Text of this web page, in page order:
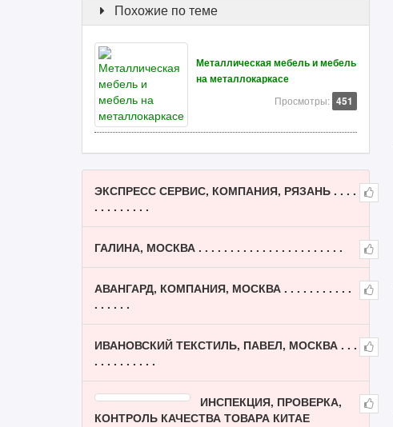
Похожие по теме
Металлическая мебель и мебель
на металлокаркасе
Просмотры: 451
ЭКСПРЕСС СЕРВИС, КОМПАНИЯ, РЯЗАНЬ . . . .
. . . . . . . . .
ГАЛИНА, МОСКВА . . . . . . . . . . . . . . . . . . . . . . .
АВАНГАРД, КОМПАНИЯ, МОСКВА . . . . . . . . . . .
. . . . . .
ИВАНОВСКИЙ ТЕКСТИЛЬ, ПАВЕЛ, МОСКВА . . .
. . . . . . . . . .
ИНСПЕКЦИЯ, ПРОВЕРКА,
КОНТРОЛЬ КАЧЕСТВА ТОВАРА КИТАЕ